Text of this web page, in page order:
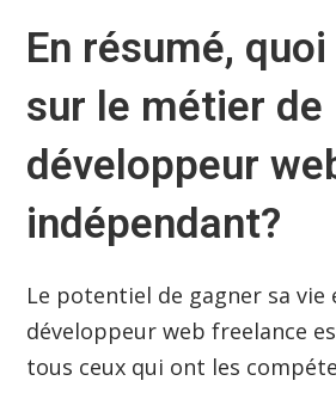
En résumé,
sur le métier de
développeur
indépendant?
Le potentiel de gagner sa vie
développeur web freelance
tous ceux qui ont les